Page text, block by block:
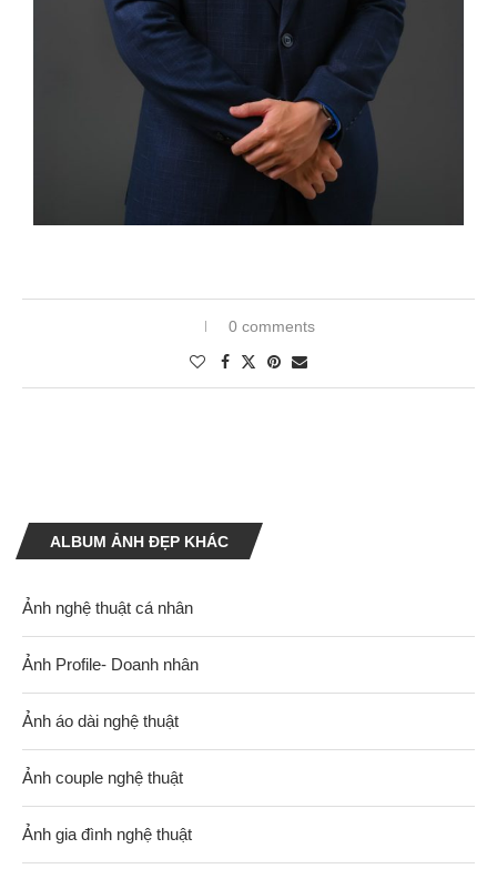
0 comments
ALBUM ẢNH ĐẸP KHÁC
Ảnh nghệ thuật cá nhân
Ảnh Profile- Doanh nhân
Ảnh áo dài nghệ thuật
Ảnh couple nghệ thuật
Ảnh gia đình nghệ thuật